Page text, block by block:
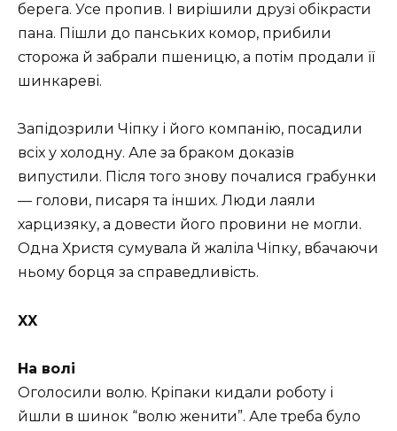
берега. Усе пропив. І вирішили друзі обікрасти
пана. Пішли до панських комор, прибили
сторожа й забрали пшеницю, а потім продали її
шинкареві.
Запідозрили Чіпку і його компанію, посадили
всіх у холодну. Але за браком доказів
випустили. Після того знову почалися грабунки
— голови, писаря та інших. Люди лаяли
харцизяку, а довести його провини не могли.
Одна Христя сумувала й жаліла Чіпку, вбачаючи
ньому борця за справедливість.
XX
На волі
Оголосили волю. Кріпаки кидали роботу і
йшли в шинок “волю женити”. Але треба було